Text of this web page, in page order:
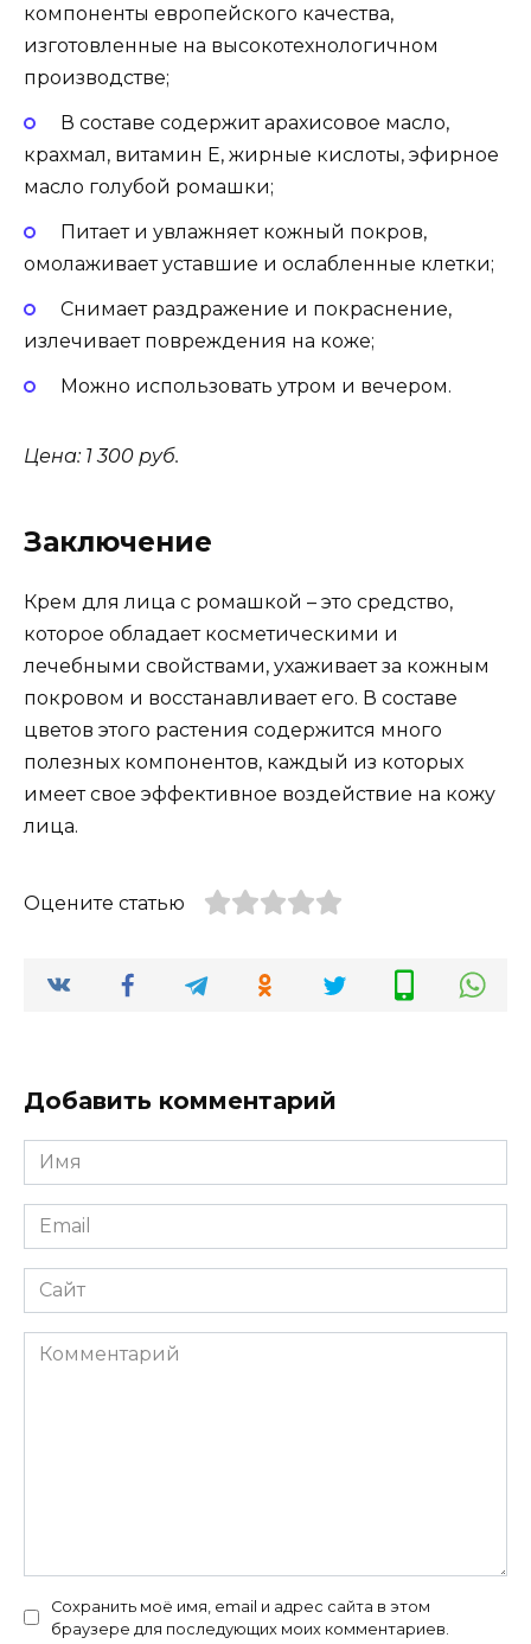
компоненты европейского качества,
изготовленные на высокотехнологичном
производстве;
В составе содержит арахисовое масло,
крахмал, витамин Е, жирные кислоты, эфирное
масло голубой ромашки;
Питает и увлажняет кожный покров,
омолаживает уставшие и ослабленные клетки;
Снимает раздражение и покраснение,
излечивает повреждения на коже;
Можно использовать утром и вечером.
Цена: 1 300 руб.
Заключение
Крем для лица с ромашкой – это средство,
которое обладает косметическими и
лечебными свойствами, ухаживает за кожным
покровом и восстанавливает его. В составе
цветов этого растения содержится много
полезных компонентов, каждый из которых
имеет свое эффективное воздействие на кожу
лица.
Оцените статью
Добавить комментарий
Имя
*
Email
*
Сайт
Комментарий
Сохранить моё имя, email и адрес сайта в этом
браузере для последующих моих комментариев.